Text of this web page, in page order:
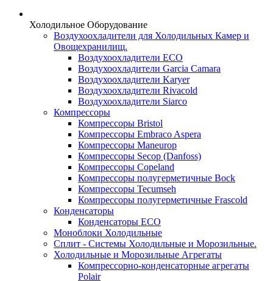
Холодильное Оборудование
Воздухоохладители для Холодильных Камер и
Овощехранилищ.
Воздухоохладители ECO
Воздухоохладители Garcia Camara
Воздухоохладители Karyer
Воздухоохладители Rivacold
Воздухоохладители Siarco
Компрессоры
Компрессоры Bristol
Компрессоры Embraco Aspera
Компрессоры Maneurop
Компрессоры Secop (Danfoss)
Компрессоры Copeland
Компрессоры полугерметичные Bock
Компрессоры Tecumseh
Компрессоры полугерметичные Frascold
Конденсаторы
Конденсаторы ECO
Моноблоки Холодильные
Сплит - Системы Холодильные и Морозильные.
Холодильные и Морозильные Агрегаты
Компрессорно-конденсаторные агрегаты
Polair